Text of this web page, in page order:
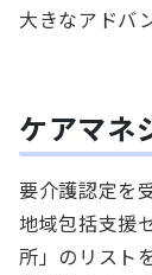
大きなアドバ
ケアマネ
要介護認定を
地域包括支援
所」のリスト